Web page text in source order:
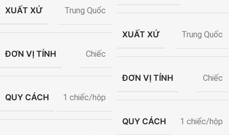
XUẤT XỨ Trung Quốc
ĐƠN VỊ TÍNH Chiếc
QUY CÁCH 1 chiếc/hộp
XUẤT XỨ Trung Quốc
ĐƠN VỊ TÍNH Chiếc
QUY CÁCH 1 chiếc/hộp